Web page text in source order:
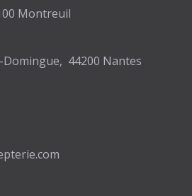
Montreuil
Domingue, 44200 Nantes